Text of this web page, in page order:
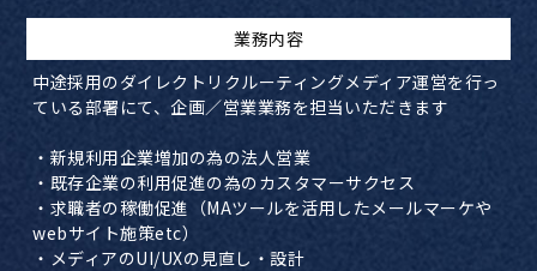
業務内容
中途採用のダイレクトリクルーティングメディア運営を行っ
ている部署にて、企画／営業業務を担当いただきます
・新規利用企業増加の為の法人営業
・既存企業の利用促進の為のカスタマーサクセス
・求職者の稼働促進（MAツールを活用したメールマーケや
webサイト施策etc）
・メディアのUI/UXの見直し・設計